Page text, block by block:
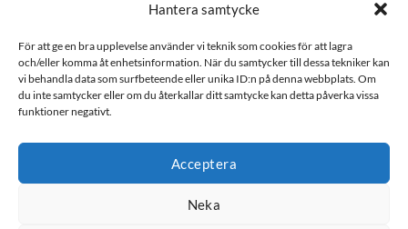
Hantera samtycke
För att ge en bra upplevelse använder vi teknik som cookies för att lagra
och/eller komma åt enhetsinformation. När du samtycker till dessa tekniker kan
vi behandla data som surfbeteende eller unika ID:n på denna webbplats. Om
du inte samtycker eller om du återkallar ditt samtycke kan detta påverka vissa
funktioner negativt.
Acceptera
Neka
Lantbruk – service & reparation
Räcken, dörrar, växthus mm
Skräddarsydda lösningar efter era önskemål